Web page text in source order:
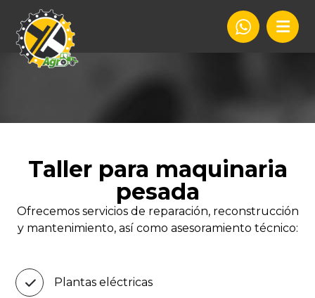
Taller para maquinaria
pesada
Ofrecemos servicios de reparación, reconstrucción
y mantenimiento, así como asesoramiento técnico:
Plantas eléctricas